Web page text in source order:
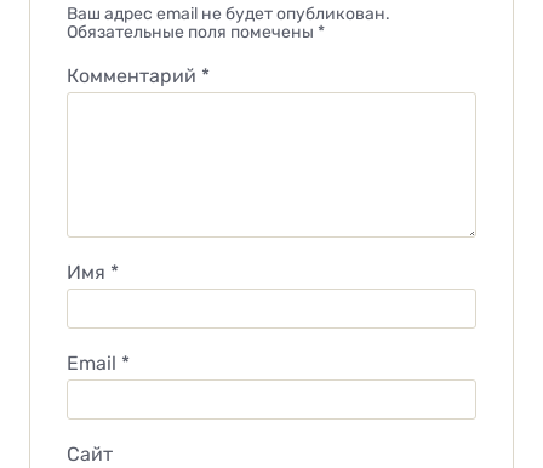
Ваш адрес email не будет опубликован.
Обязательные поля помечены *
Комментарий *
Имя *
Email *
Сайт